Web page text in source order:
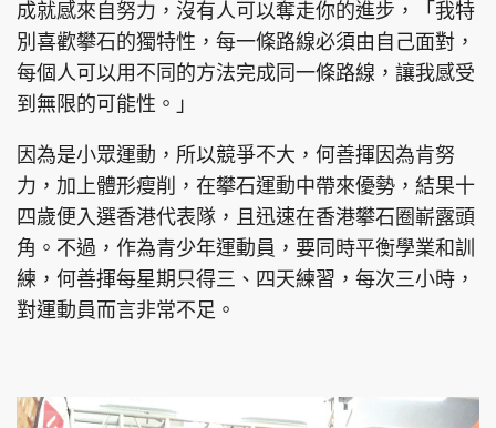
成就感來自努力，沒有人可以奪走你的進步，「我特
別喜歡攀石的獨特性，每一條路線必須由自己面對，
每個人可以用不同的方法完成同一條路線，讓我感受
到無限的可能性。」
因為是小眾運動，所以競爭不大，何善揮因為肯努
力，加上體形瘦削，在攀石運動中帶來優勢，結果十
四歲便入選香港代表隊，且迅速在香港攀石圈嶄露頭
角。不過，作為青少年運動員，要同時平衡學業和訓
練，何善揮每星期只得三、四天練習，每次三小時，
對運動員而言非常不足。